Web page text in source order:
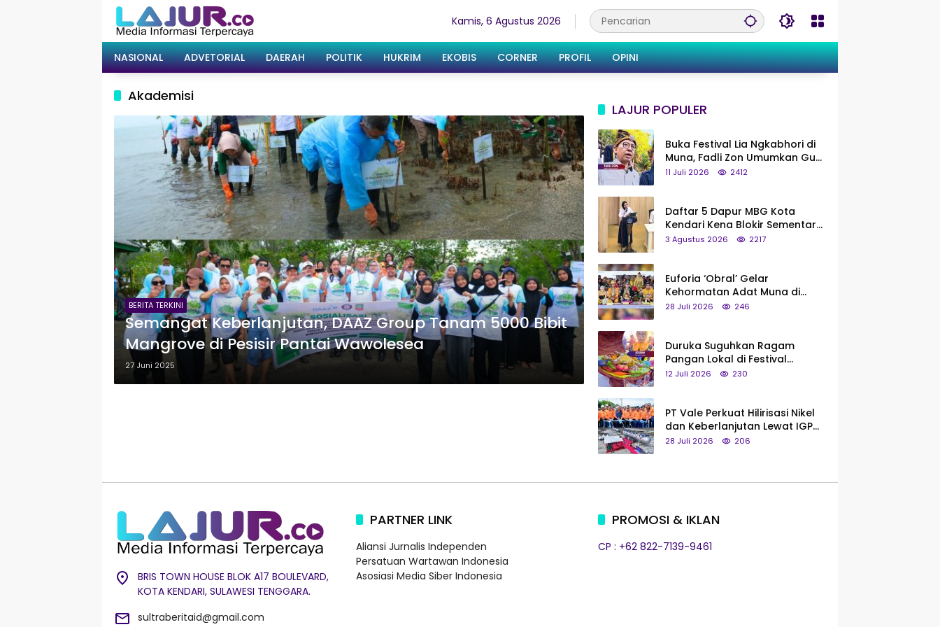
Kamis, 6 Agustus 2026
NASIONAL ADVETORIAL DAERAH POLITIK HUKRIM EKOBIS CORNER PROFIL OPINI
Akademisi
BERITA TERKINI
Semangat Keberlanjutan, DAAZ Group Tanam 5000 Bibit
Mangrove di Pesisir Pantai Wawolesea
27 Juni 2025
LAJUR POPULER
Buka Festival Lia Ngkabhori di
Muna, Fadli Zon Umumkan Gua
Metanduno Segera Naik Status
11 Juli 2026 2412
Daftar 5 Dapur MBG Kota
Kendari Kena Blokir Sementara
dari Pusat
3 Agustus 2026 2217
Euforia ‘Obral’ Gelar
Kehormatan Adat Muna di
Silaturahmi KKMM, Ridwan Bae:
28 Juli 2026 246
Duruka Suguhkan Ragam
Pangan Lokal di Festival
Liangkobhori, Dari Umbi Rebus
12 Juli 2026 230
PT Vale Perkuat Hilirisasi Nikel
dan Keberlanjutan Lewat IGP
Morowali
28 Juli 2026 206
BRIS TOWN HOUSE BLOK A17 BOULEVARD,
KOTA KENDARI, SULAWESI TENGGARA.
sultraberitaid@gmail.com
PARTNER LINK
Aliansi Jurnalis Independen
Persatuan Wartawan Indonesia
Asosiasi Media Siber Indonesia
PROMOSI & IKLAN
CP : +62 822-7139-9461